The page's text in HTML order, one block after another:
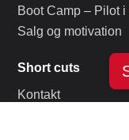
Boot Camp – Pilot i
Salg og motivation
Short cuts
Kontakt